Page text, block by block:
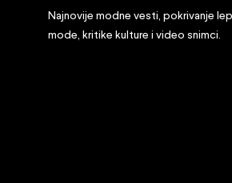
Najnovije modne vesti, pokrivanje
mode, kritike kulture i video snimci.